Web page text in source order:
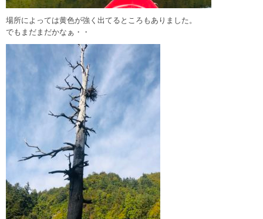
場所によっては黄色が強く出てるところもありました。
でもまだまだかなぁ・・